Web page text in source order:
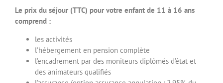
Le prix du séjour (TTC) pour votre enfant de 11 à 16 ans
comprend :
les activités
l’hébergement en pension complète
l’encadrement par des moniteurs diplômés d’état et
des animateurs qualifiés